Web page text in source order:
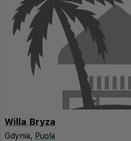
Willa Bryza
Gdynia, Puola